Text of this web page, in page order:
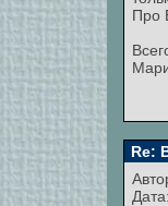
Про
Re: